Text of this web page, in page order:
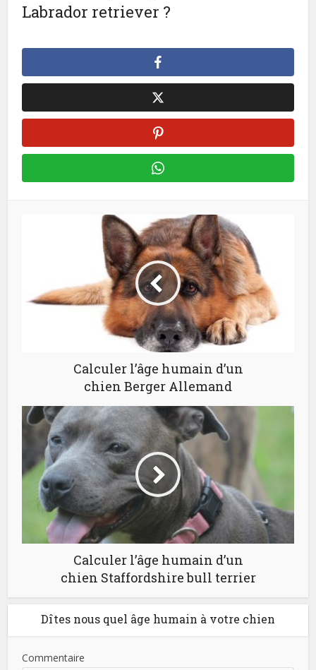
Labrador retriever ?
Calculer l’âge humain d’un
chien Berger Allemand
Calculer l’âge humain d’un
chien Staffordshire bull terrier
Dîtes nous quel âge humain à votre chien
Commentaire